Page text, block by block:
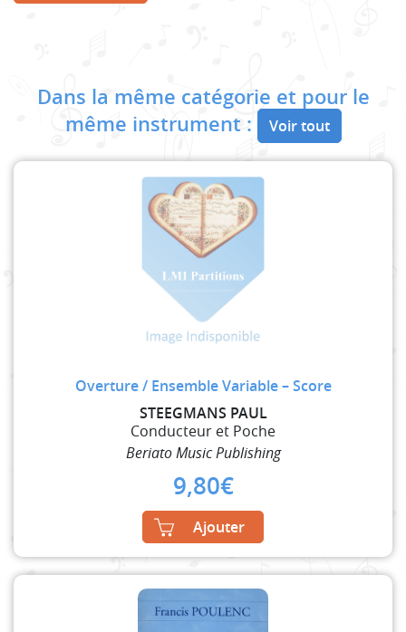
Dans la même catégorie et pour le
même instrument :
Voir tout
Overture / Ensemble Variable – Score
STEEGMANS PAUL
Conducteur et Poche
Beriato Music Publishing
9,80€
Ajouter